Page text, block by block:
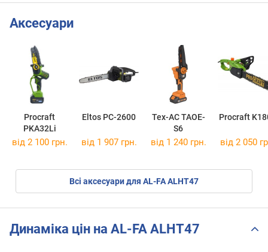
Аксесуари
Procraft
PKA32Li
Eltos PC-2600
Tex-AC TAOE-
S6
Procraft
від 2 100 грн. від 1 907 грн. від 1 240 грн. від 2 050
Всі аксесуари для AL-FA ALHT47
Динаміка цін на AL-FA ALHT47